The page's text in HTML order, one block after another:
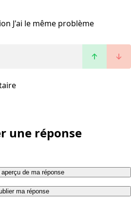
J'ai le même problème
une réponse
aperçu de ma réponse
ma réponse